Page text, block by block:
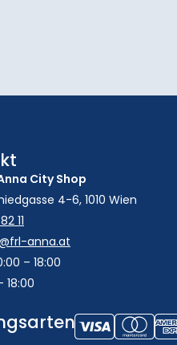
City Shop
4-6, 1010 Wien
11
anna.at
– 18:00
18:00